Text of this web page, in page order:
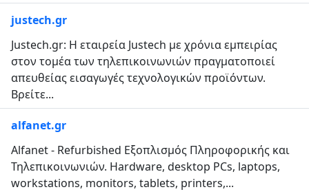
justech.gr
Justech.gr: H εταιρεία Justech με χρόνια εμπειρίας
στον τομέα των τηλεπικοινωνιών πραγματοποιεί
απευθείας εισαγωγές τεχνολογικών προϊόντων.
Βρείτε...
alfanet.gr
Alfanet - Refurbished Εξοπλισμός Πληροφορικής και
Τηλεπικοινωνιών. Hardware, desktop PCs, laptops,
workstations, monitors, tablets, printers,...